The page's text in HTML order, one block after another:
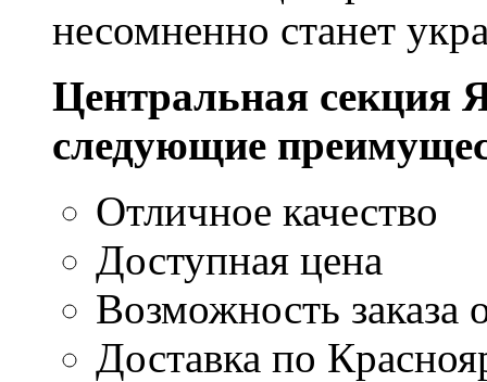
несомненно станет
Центральная
следующие
Отличное качество
Доступная цена
Возможность заказа
Доставка по